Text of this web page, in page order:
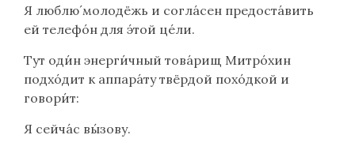
Я люблю́ молодёжь и согла́сен предоста́вить
ей телефо́н для э́той це́ли.
Тут оди́н энерги́чный това́рищ Митро́хин
подхо́дит к аппара́ту твёрдой похо́дкой и
говори́т:
Я сейча́с вы́зову.